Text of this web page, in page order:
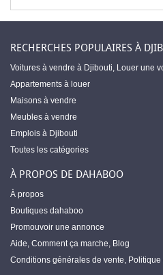
RECHERCHES POPULAIRES À
Voitures à vendre à Djibouti, Louer une
Appartements à louer
Maisons à vendre
Meubles à vendre
Emplois à Djibouti
Toutes les catégories
À PROPOS DE DAHABOO
À propos
Boutiques dahaboo
Promouvoir une annonce
Aide, Comment ça marche, Blog
Conditions générales de vente,